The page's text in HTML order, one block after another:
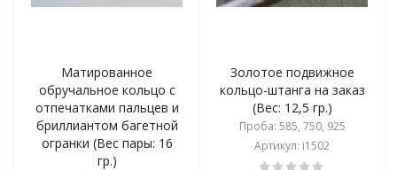
Матированное
обручальное кольцо с
отпечатками пальцев и
бриллиантом багетной
огранки (Вес пары: 16
гр.)
Золотое подвижное
кольцо-штанга на заказ
(Вес: 12,5 гр.)
Проба: 585, 750, 925
Артикул: i1502